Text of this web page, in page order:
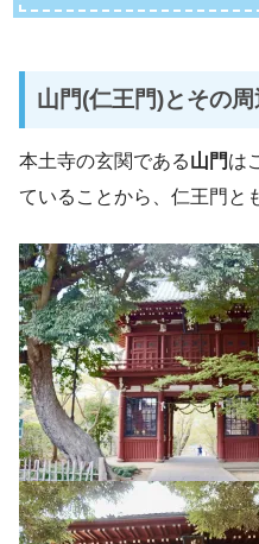
山門(仁王門)とその
本土寺の玄関である山門は
ていることから、仁王門と